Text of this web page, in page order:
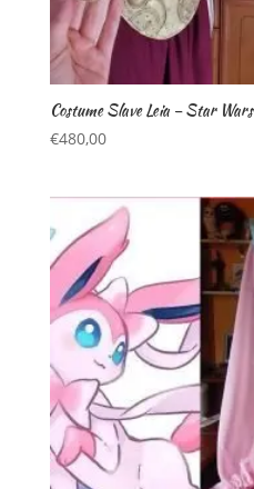
Costume Slave Leia – Star Wars
€480,00